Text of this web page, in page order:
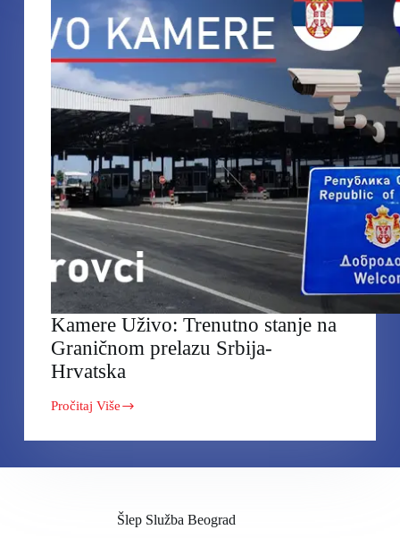
–
Mađarska
Kamere Uživo: Trenutno stanje na
Graničnom prelazu Srbija-
Hrvatska
Pročitaj Više
Kamere
Trenutno
na
Šlep Služba Beograd